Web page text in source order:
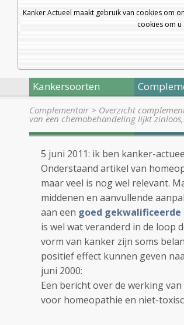
Kanker Actueel maakt gebruik van cookies om
cookies om
Kankersoorten
Complementair> Overzicht
van een chemobehandeling lijkt
5 juni 2011: ik ben kanker-
Onderstaand artikel van
maar veel is nog wel relevant.
middenen en aanvullende
aan een goed
is wel wat veranderd in de loop
vorm van kanker zijn soms
positief effect kunnen geven
juni 2000:
Een bericht over de werking
voor homeopathie en niet-